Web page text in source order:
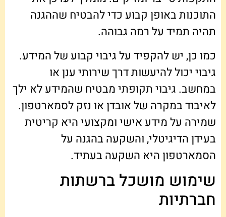
התוכנות באופן קבוע כדי להבטיח שההגנה
תהיה תמיד על רמה גבוהה.
כמו כן, יש להקפיד על גיבוי קבוע של המידע.
גיבוי יכול להיעשות דרך שירותי ענן או
במחשב. גיבוי תקופתי מבטיח שהמידע לא ילך
לאיבוד במקרה של אובדן או נזק לסמארטפון.
שמירה על מידע אישי ומקצועי היא קריטית
בעידן הדיגיטלי, והשקעה בהגנה על
הסמארטפון היא השקעה בעתיד.
שימוש מושכל ברשתות
חברתיות